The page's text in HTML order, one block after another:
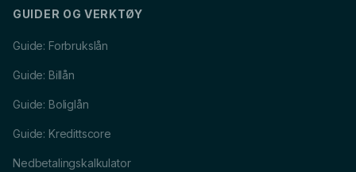
GUIDER OG VERKTØY
Guide: Forbrukslån
Guide: Billån
Guide: Boliglån
Guide: Kredittscore
Nedbetalingskalkulator